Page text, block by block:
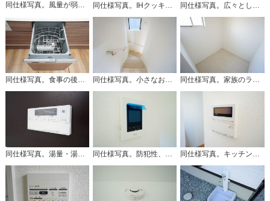
同仕様写真。風量が弱・強と切替え可能なレンジフードが調理中の煙をしっかり吸い込みます。手元を照らすライト付きです。
同仕様写真。食事の後の手間を解消する食器洗い乾燥機付。冬場の洗い物で手荒れの悩みもなくなります。手洗いよりも節約できて便利。 同仕様写真。小さなお子様やご高齢の方でも安心できる、手すり付き階段。段差も低めで設定されており、安全性にも優れています。 同仕様写真。家族のライフスタイルに合わせて使えるフリースペース。ワークスペースや趣味の空間など多彩な用途に対応します。
同仕様写真。湯量・湯温の設定、そして保温までワンタッチのフルオートバス。便利な追い炊き機能付きです。 同仕様写真。防犯性、セキュリティ対策に安心できるテレビモニター付きインターフォンです。セールスマン対策にもなり安心できます。 同仕様写真。キッチン横からボタンひとつで操作が楽々。